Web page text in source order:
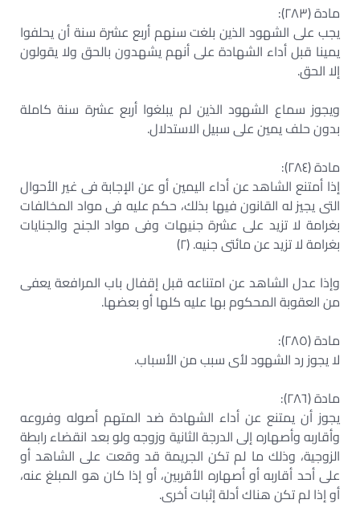
مادة (٢٨٣):
يجب على الشهود الذين بلغت سنهم أربع عشرة سنة أن يحلفوا
يمينا قبل أداء الشهادة على أنهم يشهدون بالحق ولا يقولون
إلا الحق.
ويجوز سماع الشهود الذين لم يبلغوا أربع عشرة سنة كاملة
بدون حلف يمين على سبيل الاستدلال.
مادة (٢٨٤):
إذا أمتنع الشاهد عن أداء اليمين أو عن الإجابة فى غير الأحوال
التى يجيز له القانون فيها بذلك، حكم عليه فى مواد المخالفات
بغرامة لا تزيد على عشرة جنيهات وفى مواد الجنح والجنايات
بغرامة لا تزيد عن مائتى جنيه. (٢)
وإذا عدل الشاهد عن امتناعه قبل إقفال باب المرافعة يعفى
من العقوبة المحكوم بها عليه كلها أو بعضها.
مادة (٢٨٥):
لا يجوز رد الشهود لأى سبب من الأسباب.
مادة (٢٨٦):
يجوز أن يمتنع عن أداء الشهادة ضد المتهم أصوله وفروعه
وأقاربه وأصهاره إلى الدرجة الثانية وزوجه ولو بعد انقضاء رابطة
الزوجية، وذلك ما لم تكن الجريمة قد وقعت على الشاهد أو
على أحد أقاربه أو أصهاره الأقربين، أو إذا كان هو المبلغ عنه،
أو إذا لم تكن هناك أدلة إثبات أخرى.